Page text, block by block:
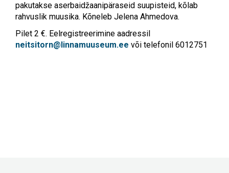
pakutakse aserbaidžaanipäraseid suupisteid, kõlab
rahvuslik muusika. Kõneleb Jelena Ahmedova.
Pilet 2 €. Eelregistreerimine aadressil
neitsitorn@linnamuuseum.ee või telefonil 6012751